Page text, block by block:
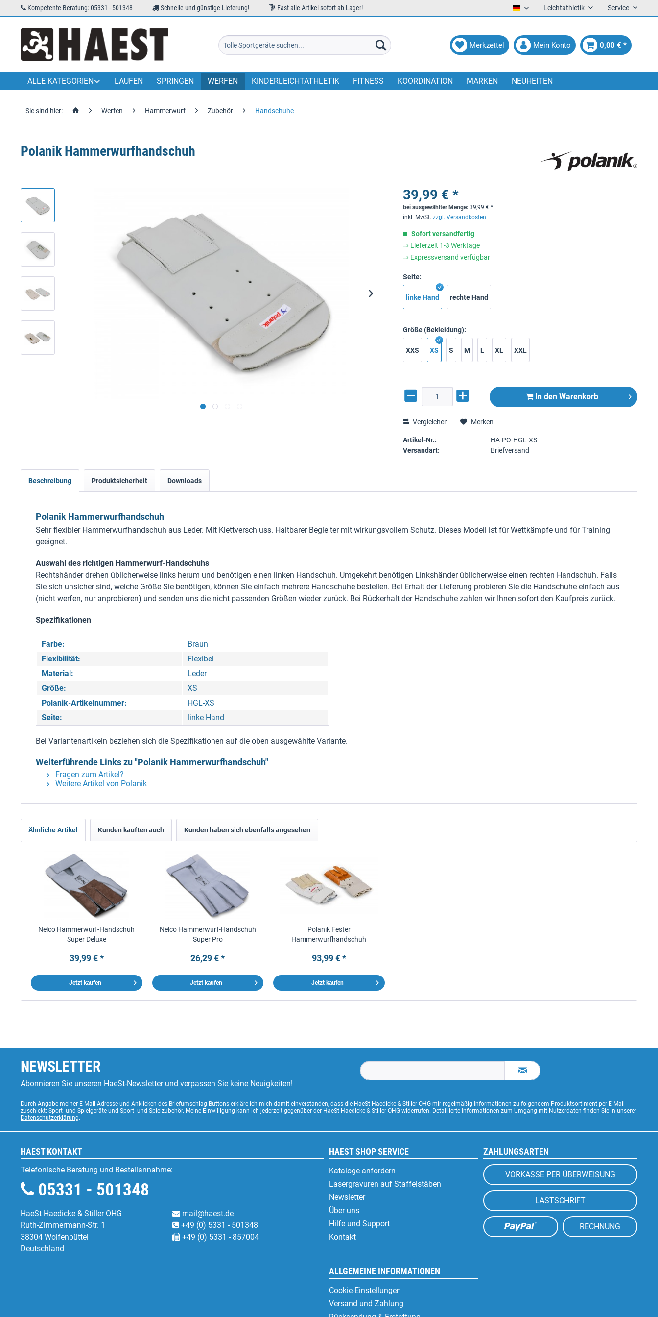
Kompetente Beratung: 05331 - 501348 Schnelle und günstige Lieferung! Fast alle Artikel sofort ab Lager! DeutschLeichtathletik Service
Merkzettel Mein Konto 0,00 € *
ALLE KATEGORIEN LAUFEN SPRINGEN WERFEN KINDERLEICHTATHLETIK FITNESS KOORDINATION MARKEN NEUHEITEN
Sie sind hier: Werfen Hammerwurf Zubehör Handschuhe
Polanik Hammerwurfhandschuh
39,99 € *
bei ausgewählter Menge:39,99 € *
inkl. MwSt.zzgl. Versandkosten
Sofort versandfertig
⇒ Lieferzeit 1-3 Werktage
⇒ Expressversand verfügbar
Seite:
linke Hand rechte Hand
Größe (Bekleidung):
XXS XS S M L XL XXL
In den Warenkorb
Vergleichen Merken
Artikel-Nr.:
HA-PO-HGL-XS
Versandart:
Briefversand
Beschreibung Produktsicherheit Downloads
Polanik Hammerwurfhandschuh
Sehr flexibler Hammerwurfhandschuh aus Leder. Mit Klettverschluss. Haltbarer Begleiter mit wirkungsvollem Schutz. Dieses Modell ist für Wettkämpfe und für Training
geeignet.
Auswahl des richtigen Hammerwurf-Handschuhs
Rechtshänder drehen üblicherweise links herum und benötigen einen linken Handschuh. Umgekehrt benötigen Linkshänder üblicherweise einen rechten Handschuh. Falls
Sie sich unsicher sind, welche Größe Sie benötigen, können Sie einfach mehrere Handschuhe bestellen. Bei Erhalt der Lieferung probieren Sie die Handschuhe einfach aus
(nicht werfen, nur anprobieren) und senden uns die nicht passenden Größen wieder zurück. Bei Rückerhalt der Handschuhe zahlen wir Ihnen sofort den Kaufpreis zurück.
Spezifikationen
Farbe:
Braun
Flexibilität:
Flexibel
Material:
Leder
Größe:
XS
Polanik-Artikelnummer:
HGL-XS
Seite:
linke Hand
Bei Variantenartikeln beziehen sich die Spezifikationen auf die oben ausgewählte Variante.
Weiterführende Links zu "Polanik Hammerwurfhandschuh"
Fragen zum Artikel?
Weitere Artikel von Polanik
Ähnliche Artikel Kunden kauften auch Kunden haben sich ebenfalls angesehen
Nelco Hammerwurf-Handschuh
Super Deluxe
39,99 € *
Jetzt kaufen
Nelco Hammerwurf-Handschuh
Super Pro
26,29 € *
Jetzt kaufen
Polanik Fester
Hammerwurfhandschuh
93,99 € *
Jetzt kaufen
NEWSLETTER
Abonnieren Sie unseren HaeSt-Newsletter und verpassen Sie keine Neuigkeiten!
Durch Angabe meiner E-Mail-Adresse und Anklicken des Briefumschlag-Buttons erkläre ich mich damit einverstanden, dass die HaeSt Haedicke & Stiller OHG mir regelmäßig Informationen zu folgendem Produktsortiment per E-Mail
zuschickt: Sport- und Spielgeräte und Sport- und Spielzubehör. Meine Einwilligung kann ich jederzeit gegenüber der HaeSt Haedicke & Stiller OHG widerrufen. Detaillierte Informationen zum Umgang mit Nutzerdaten finden Sie in unserer
Datenschutzerklärung.
HAEST KONTAKT
Telefonische Beratung und Bestellannahme:
05331 - 501348
HaeSt Haedicke & Stiller OHG
Ruth-Zimmermann-Str. 1
38304 Wolfenbüttel
Deutschland
mail@haest.de
+49 (0) 5331 - 501348
+49 (0) 5331 - 857004
HAEST SHOP SERVICE
Kataloge anfordern
Lasergravuren auf Staffelstäben
Newsletter
Über uns
Hilfe und Support
Kontakt
ALLGEMEINE INFORMATIONEN
Cookie-Einstellungen
Versand und Zahlung
ZAHLUNGSARTEN
VORKASSE PER ÜBERWEISUNG
LASTSCHRIFT
RECHNUNG